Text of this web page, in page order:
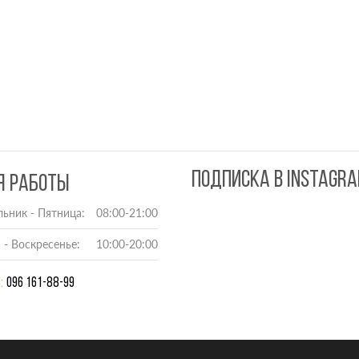
РАБОТЫ
- Пятница: 08:00-21:00
Воскресенье: 10:00-20:00
096 161-88-99
ПОДПИСКА В